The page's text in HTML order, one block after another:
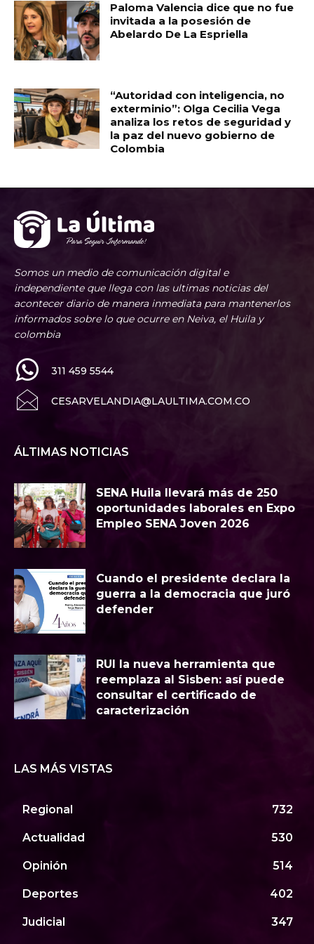
Paloma Valencia dice que no fue
invitada a la posesión de
Abelardo De La Espriella
“Autoridad con inteligencia, no
exterminio”: Olga Cecilia Vega
analiza los retos de seguridad y
la paz del nuevo gobierno de
Colombia
Somos un medio de comunicación digital e
independiente que llega con las ultimas noticias del
acontecer diario de manera inmediata para mantenerlos
informados sobre lo que ocurre en Neiva, el Huila y
colombia
311 459 5544
CESARVELANDIA@LAULTIMA.COM.CO
ÁLTIMAS NOTICIAS
SENA Huila llevará más de 250
oportunidades laborales en Expo
Empleo SENA Joven 2026
Cuando el presidente declara la
guerra a la democracia que juró
defender
RUI la nueva herramienta que
reemplaza al Sisben: así puede
consultar el certificado de
caracterización
LAS MÁS VISTAS
Regional 732
Actualidad 530
Opinión 514
Deportes 402
Judicial 347